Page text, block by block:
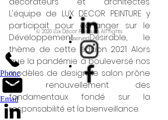
L'équipe de LUX DECOR PEINTURE y
participait pour échanger sur le
Développement Désirable, le
thème de cette édition 2021. Alors
que la pandémie a bouleversé nos
modèles de design, le salon prône
un renouvellement des
fondamentaux fondé sur la
responsabilité et la bienveillance.
© 2020 Lux Décor Peinture. All rights
reserved.
Phone
Email
bottom of page